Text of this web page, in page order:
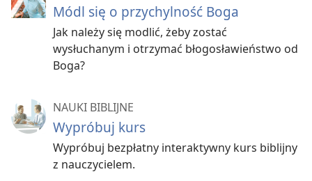
Módl się o przychylność Boga
Jak należy się modlić, żeby zostać
wysłuchanym i otrzymać błogosławieństwo od
Boga?
NAUKI BIBLIJNE
Wypróbuj kurs
Wypróbuj bezpłatny interaktywny kurs biblijny
z nauczycielem.